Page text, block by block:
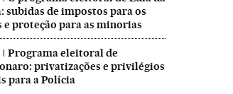
subidas de impostos para os
e proteção para as minorias
Programa eleitoral de
privatizações e privilégios
para a Polícia